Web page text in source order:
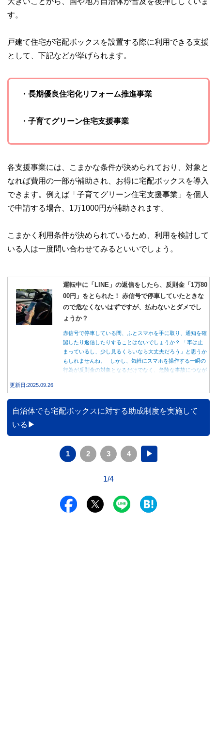
す。
戸建て住宅が宅配ボックスを設置する際に利用できる支援
として、下記などが挙げられます。
・長期優良住宅化リフォーム推進事業
・子育てグリーン住宅支援事業
各支援事業には、こまかな条件が決められており、対象と
なれば費用の一部が補助され、お得に宅配ボックスを導入
できます。例えば「子育てグリーン住宅支援事業」を個人
で申請する場合、1万1000円が補助されます。
こまかく利用条件が決められているため、利用を検討して
いる人は一度問い合わせてみるといいでしょう。
運転中に「LINE」の返信をしたら、反則金「1万80
00円」をとられた！ 赤信号で停車していたときな
ので危なくないはずですが、払わないとダメでし
ょうか？
赤信号で停車している間、ふとスマホを手に取り、通知を確
認したり返信したりすることはないでしょうか？ 「車は止
まっているし、少し見るくらいなら大丈夫だろう」と思うか
もしれませんね。 しかし、気軽にスマホを操作する一瞬の
行為が反則金の対象となるだけでなく、危険な事故につなが
更新日:2025.09.26
自治体でも宅配ボックスに対する助成制度を実施して
いる
1 2 3 4 ▶
1/4